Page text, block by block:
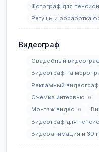
Фотограф для
Ретушь и обработка
Видеограф
Свадебный
Видеограф на
Рекламный видеограф
Съемка интервью 0
Монтаж видео 0
Видеограф для
Видеоанимация и 3D